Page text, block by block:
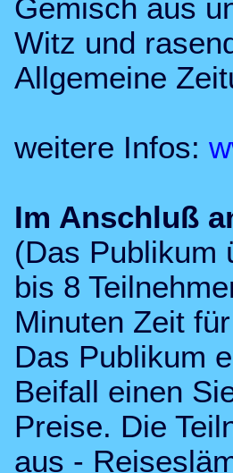
Gemisch aus
Witz und
Allgemeine
weitere Infos:
Im Anschluß
(Das Publikum
bis 8
Minuten Zeit
Das Publikum
Beifall einen
Preise. Die
aus -